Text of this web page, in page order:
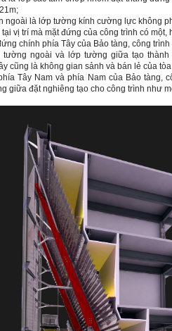
ngoài là lớp tường kính cường lực không
vị trí mà mặt đứng của công trình có một,
chính phía Tây của Bảo tàng, công
ngoài và lớp tường giữa tạo thành
cũng là không gian sảnh và bán lẻ của
Tây Nam và phía Namcủa Bảo tàng,
giữa đặt nghiêng tạo cho công trình như